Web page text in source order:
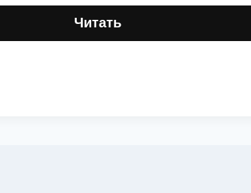
Читать